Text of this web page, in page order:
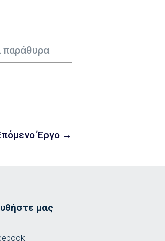
παράθυρα
Έργο →
μας